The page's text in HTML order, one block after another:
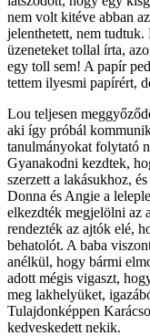
nem volt kitéve abban
jelenthetett, nem
üzeneteket tollal írta,
egy toll sem! A papír
tettem ilyesmi papírért,
Lou teljesen
aki így próbál
tanulmányokat folytató
Gyanakodni kezdtek,
szerzett a lakásukhoz,
Donna és Angie a
elkezdték megjelölni az
rendezték az ajtók elé,
behatolót. A baba
anélkül, hogy bármi
adott mégis vigaszt,
meg lakhelyüket,
Tulajdonképpen
kedveskedett nekik.